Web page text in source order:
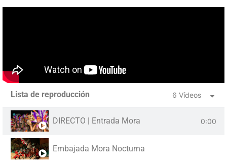
Lista de reproducción 6 Vídeos
DIRECTO | Entrada Mora 0:00
Embajada Mora Nocturna